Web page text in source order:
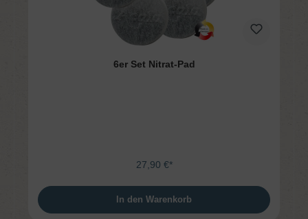
6er Set Nitrat-Pad
27,90 €*
In den Warenkorb